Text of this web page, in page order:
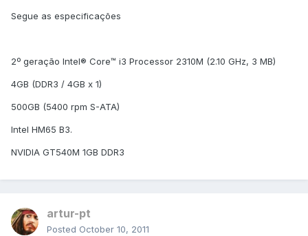
Segue as especificações
2º geração Intel® Core™ i3 Processor 2310M (2.10 GHz, 3 MB)
4GB (DDR3 / 4GB x 1)
500GB (5400 rpm S-ATA)
Intel HM65 B3.
NVIDIA GT540M 1GB DDR3
artur-pt
Posted October 10, 2011